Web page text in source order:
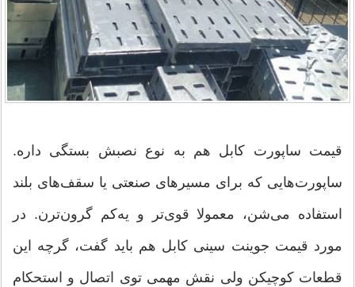
قیمت ساپورت کابل هم به نوع نصبش بستگی داره.
ساپورت‌هایی که برای مسیرهای صنعتی یا سقف‌های بلند
استفاده می‌شن، معمولا قوی‌تر و یه‌کم گرون‌ترن. در
مورد قیمت جوینت سینی کابل هم باید گفت، گرچه این
قطعات کوچیکن ولی نقش مهمی توی اتصال و استحکام